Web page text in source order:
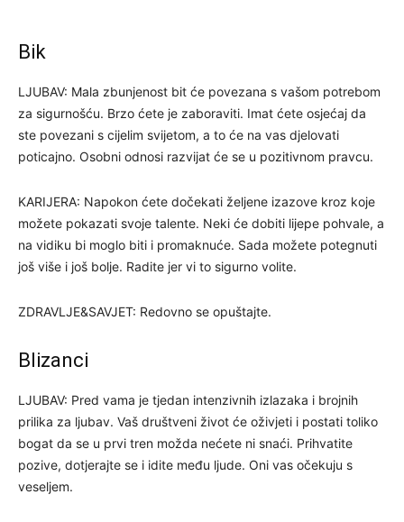
Bik
LJUBAV: Mala zbunjenost bit će povezana s vašom potrebom
za sigurnošću. Brzo ćete je zaboraviti. Imat ćete osjećaj da
ste povezani s cijelim svijetom, a to će na vas djelovati
poticajno. Osobni odnosi razvijat će se u pozitivnom pravcu.
KARIJERA: Napokon ćete dočekati željene izazove kroz koje
možete pokazati svoje talente. Neki će dobiti lijepe pohvale, a
na vidiku bi moglo biti i promaknuće. Sada možete potegnuti
još više i još bolje. Radite jer vi to sigurno volite.
ZDRAVLJE&SAVJET: Redovno se opuštajte.
Blizanci
LJUBAV: Pred vama je tjedan intenzivnih izlazaka i brojnih
prilika za ljubav. Vaš društveni život će oživjeti i postati toliko
bogat da se u prvi tren možda nećete ni snaći. Prihvatite
pozive, dotjerajte se i idite među ljude. Oni vas očekuju s
veseljem.